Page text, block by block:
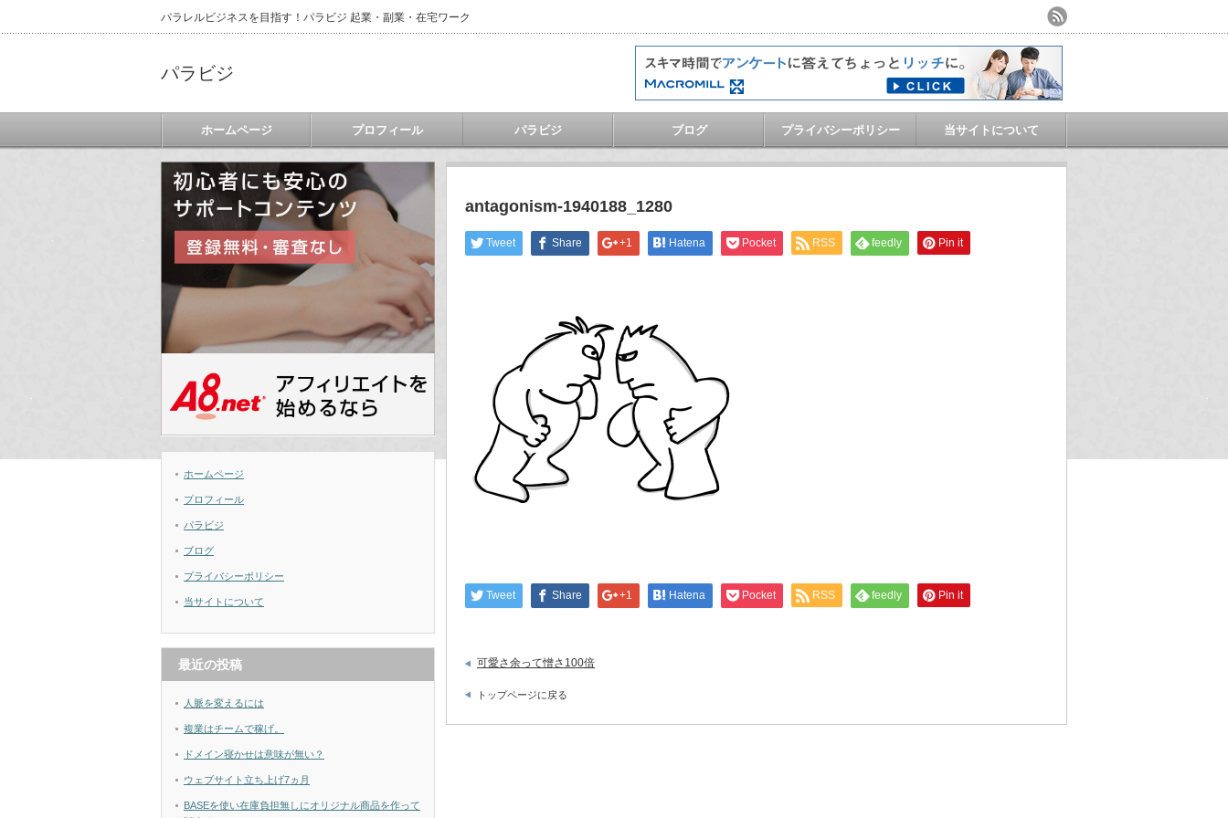
パラレルビジネスを目指す！パラビジ 起業・副業・在宅ワーク
パラビジ
ホームページ プロフィール パラビジ ブログ プライバシーポリシー 当サイトについて
antagonism-1940188_1280
Tweet Share +1 Hatena Pocket RSS feedly Pin it
Tweet Share +1 Hatena Pocket RSS feedly Pin it
可愛さ余って憎さ100倍
トップページに戻る
ホームページ
プロフィール
パラビジ
ブログ
プライバシーポリシー
当サイトについて
最近の投稿
人脈を変えるには
複業はチームで稼げ。
ドメイン寝かせは意味が無い？
ウェブサイト立ち上げ7ヵ月
BASEを使い在庫負担無しにオリジナル商品を作って